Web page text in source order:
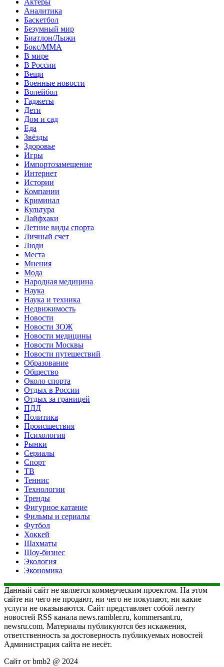
Аналитика
Баскетбол
Безумный мир
Биатлон/Лыжи
Бокс/MMA
В мире
В России
Вещи
Военные новости
Волейбол
Гаджеты
Дети
Дом и сад
Еда
Звёзды
Здоровье
Игры
Импортозамещение
Интернет
Истории
Компании
Криминал
Культура
Лайфхаки
Летние виды спорта
Личный счет
Люди
Места
Мнения
Мода
Народная медицина
Наука
Наука и техника
Недвижимость
Новости
Новости ЗОЖ
Новости медицины
Новости Москвы
Новости путешествий
Образование
Общество
Около спорта
Отдых в России
Отдых за границей
ПДД
Политика
Происшествия
Психология
Рынки
Сериалы
Спорт
ТВ
Теннис
Технологии
Тренды
Фигурное катание
Фильмы и сериалы
Футбол
Хоккей
Шахматы
Шоу-бизнес
Экология
Экономика
Данный сайт не является коммерческим проектом. На этом
сайте ни чего не продают, ни чего не покупают, ни какие
услуги не оказываются. Сайт представляет собой ленту
новостей RSS канала news.rambler.ru, kommersant.ru,
newsru.com. Материалы публикуются без искажения,
ответственность за достоверность публикуемых новостей
Администрация сайта не несёт.
Сайт от bmb2 @ 2024